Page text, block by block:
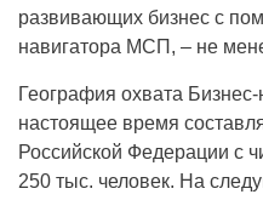
развивающих бизнес с
навигатора МСП, – не
География охвата
настоящее время
Российской Федерации с
250 тыс. человек. На